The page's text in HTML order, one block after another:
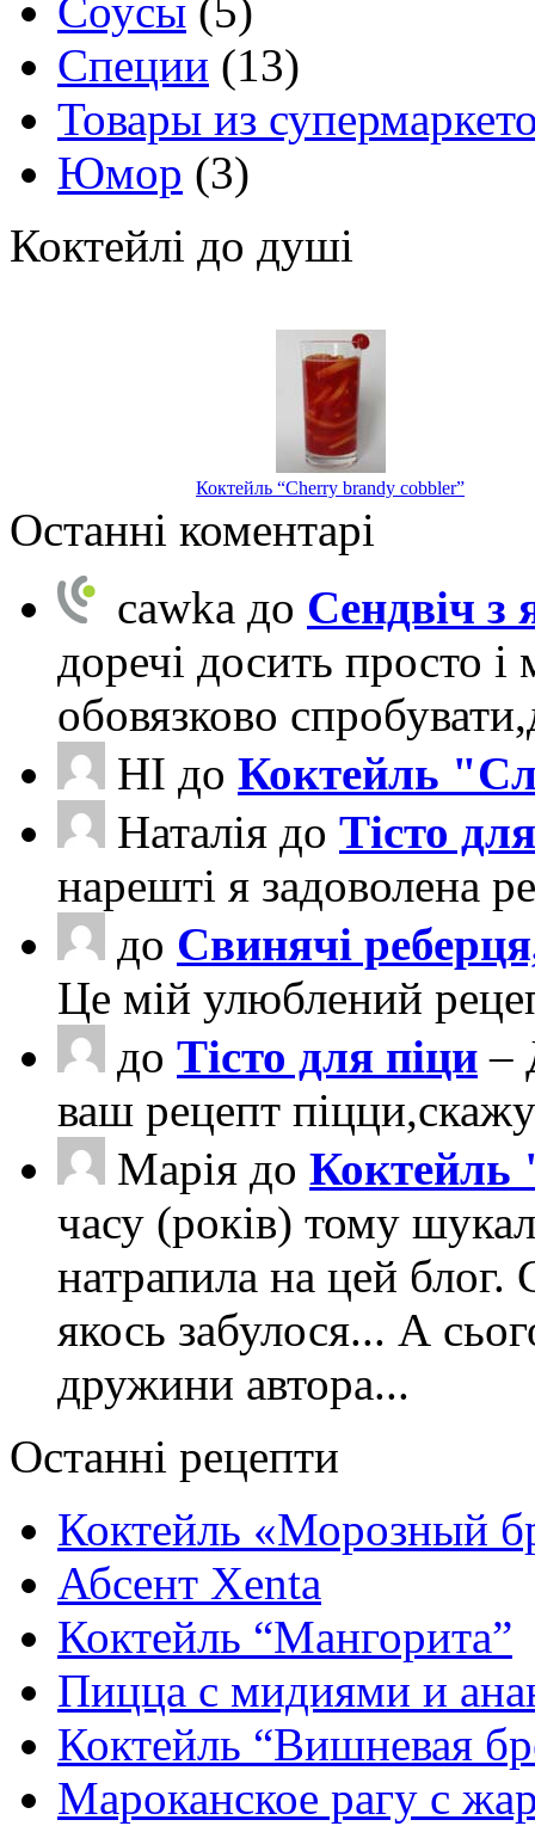
Соусы (5)
Специи (13)
Товары из
Юмор (3)
Коктейлі до душі
Коктейль “Cherry brandy cobbler”
Останні коментарі
cawka до Сендвіч з
доречі досить просто
обовязково
НІ до Коктейль
Наталія до Тісто
нарешті я задоволена
до Свинячі
Це мій улюблений
до Тісто для піци –
ваш рецепт
Марія до Коктейль
часу (років) тому
натрапила на цей блог.
якось забулося... А
дружини автора...
Останні рецепти
Коктейль «Морозный
Абсент Xenta
Коктейль “Мангорита”
Пицца с мидиями и
Коктейль “Вишневая
Мароканское рагу с